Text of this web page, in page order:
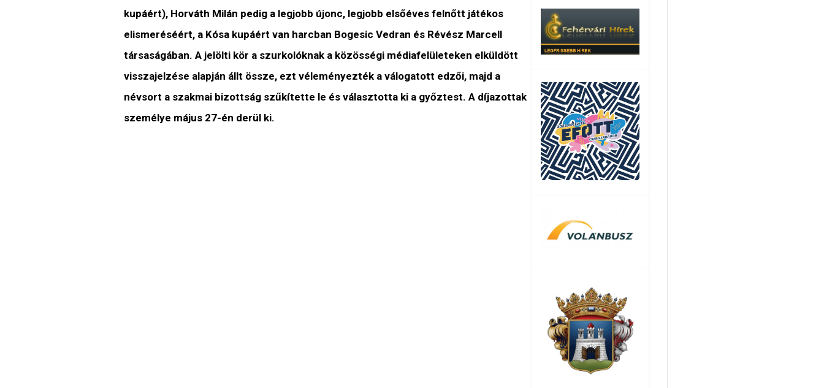
kupáért), Horváth Milán pedig a legjobb újonc, legjobb elsőéves felnőtt játékos
elismeréséért, a Kósa kupáért van harcban Bogesic Vedran és Révész Marcell
társaságában. A jelölti kör a szurkolóknak a közösségi médiafelületeken elküldött
visszajelzése alapján állt össze, ezt véleményezték a válogatott edzői, majd a
névsort a szakmai bizottság szűkítette le és választotta ki a győztest. A díjazottak
személye május 27-én derül ki.